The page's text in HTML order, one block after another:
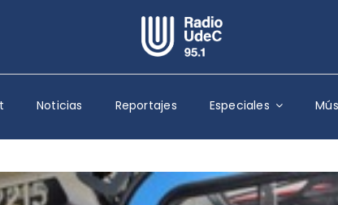
Escuchar Radio UdeC en vivo
Quiénes Somos
Programación
Podcast
Noticias Reportajes Especiales